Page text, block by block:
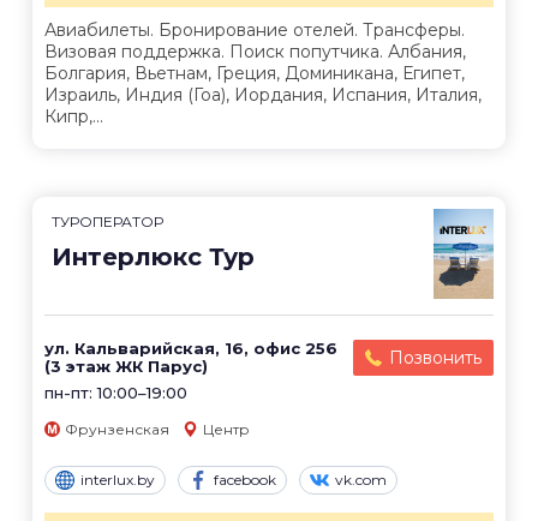
Авиабилеты. Бронирование отелей. Трансферы.
Визовая поддержка. Поиск попутчика. Албания,
Болгария, Вьетнам, Греция, Доминикана, Египет,
Израиль, Индия (Гоа), Иордания, Испания, Италия,
Кипр,...
ТУРОПЕРАТОР
Интерлюкс Тур
ул. Кальварийская, 16, офис 256
(3 этаж ЖК Парус)
пн-пт: 10:00–19:00
Позвонить
Фрунзенская Центр
interlux.by facebook vk.com